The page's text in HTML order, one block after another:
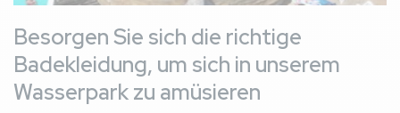
Besorgen Sie sich die richtige
Badekleidung, um sich in unserem
Wasserpark zu amüsieren